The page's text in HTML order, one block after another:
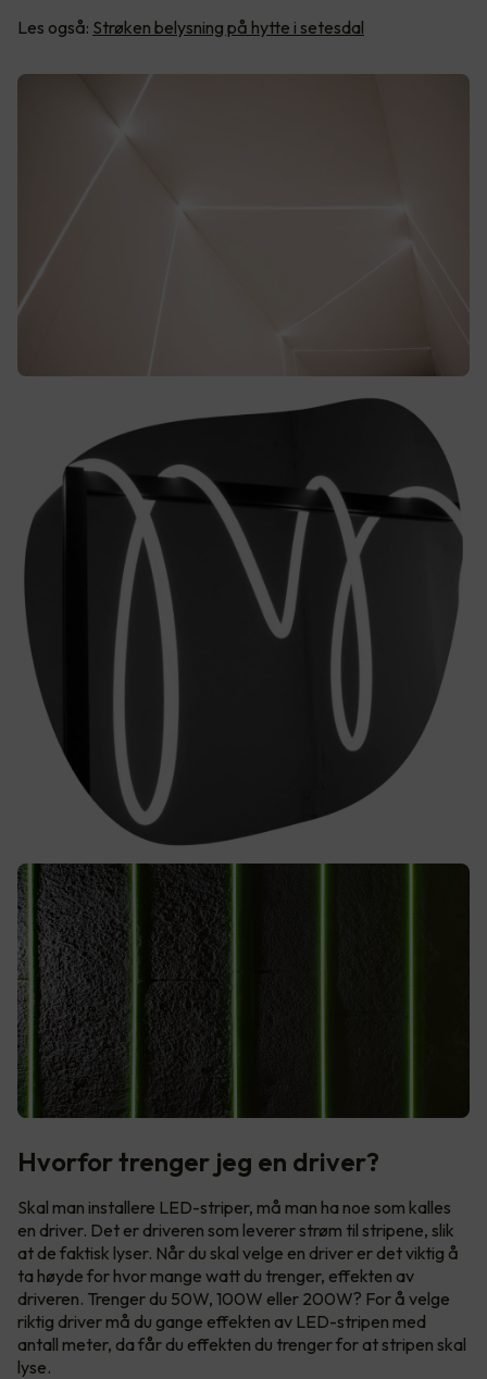
Les også: Strøken belysning på hytte i setesdal
Hvorfor trenger jeg en driver?
Skal man installere LED-striper, må man ha noe som kalles
en driver. Det er driveren som leverer strøm til stripene, slik
at de faktisk lyser. Når du skal velge en driver er det viktig å
ta høyde for hvor mange watt du trenger, effekten av
driveren. Trenger du 50W, 100W eller 200W? For å velge
riktig driver må du gange effekten av LED-stripen med
antall meter, da får du effekten du trenger for at stripen skal
lyse.